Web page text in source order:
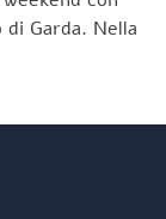
Garda. Nella